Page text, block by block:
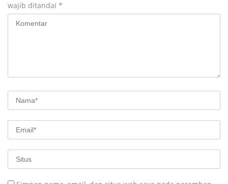
wajib ditandai *